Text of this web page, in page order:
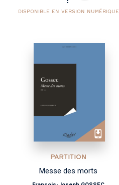
DISPONIBLE EN VERSION NUMÉRIQUE
PARTITION
Messe des morts